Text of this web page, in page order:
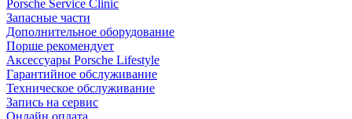
Porsche Service Clinic
Запасные части
Дополнительное оборудование
Порше рекомендует
Аксессуары Porsche Lifestyle
Гарантийное обслуживание
Техническое обслуживание
Запись на сервис
Онлайн оплата